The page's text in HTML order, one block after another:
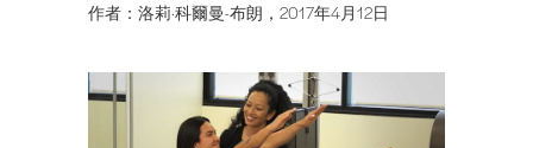
作者：洛莉·科爾曼-布朗，2017年4月12日